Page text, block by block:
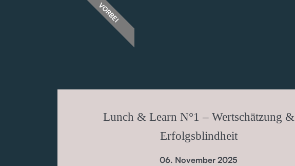
Lunch & Learn N°1 – Wertschätzung &
Erfolgsblindheit
06. November 2025
VORBEI